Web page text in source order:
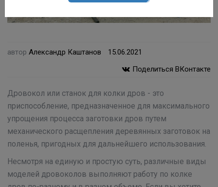
автор Александр Каштанов
15.06.2021
Поделиться ВКонтакте
Дровокол или станок для колки дров - это
приспособление, предназначенное для максимального
упрощения процесса заготовки дров путем
механического расщепления деревянных заготовок на
поленья, пригодных для дальнейшего использования.
Несмотря на единую и простую суть, различные виды
моделей дровоколов выполняют работу по колке